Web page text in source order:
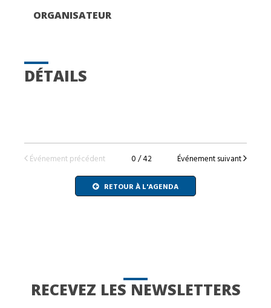
DÉTAILS
ORGANISATEUR
Événement précédent 0 / 42 Événement suivant
RETOUR À L'AGENDA
RECEVEZ LES NEWSLETTERS